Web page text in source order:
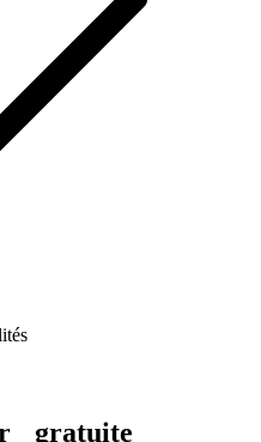
gratuite